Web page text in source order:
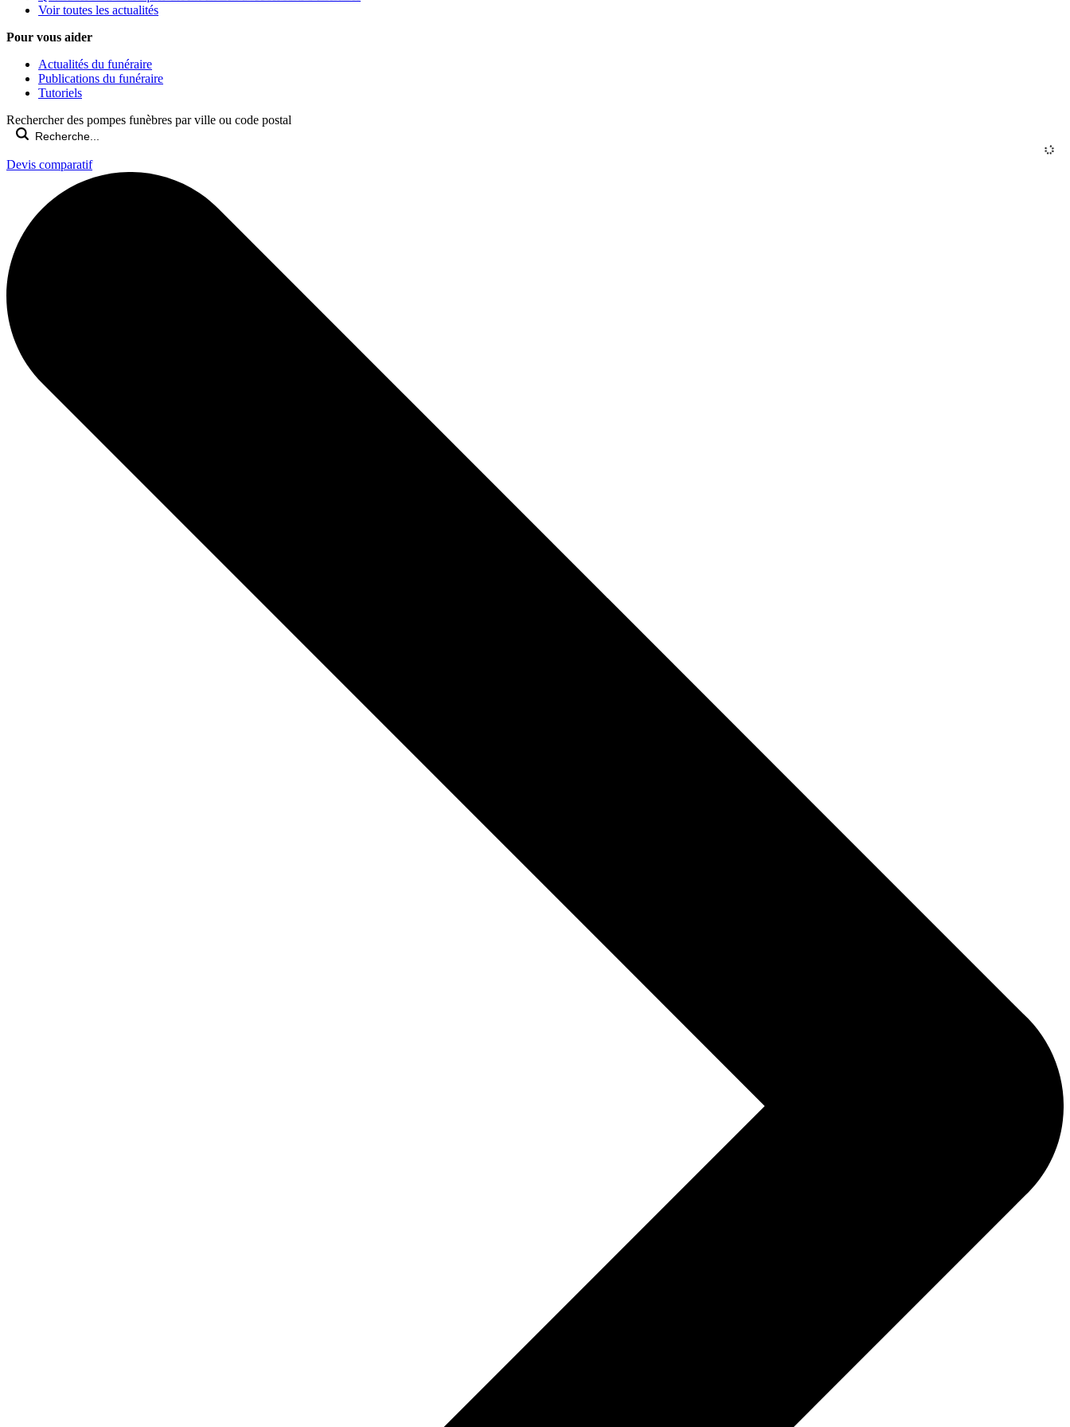
Voir toutes les actualités
Pour vous aider
Actualités du funéraire
Publications du funéraire
Tutoriels
Rechercher des pompes funèbres par ville ou code postal
Devis comparatif